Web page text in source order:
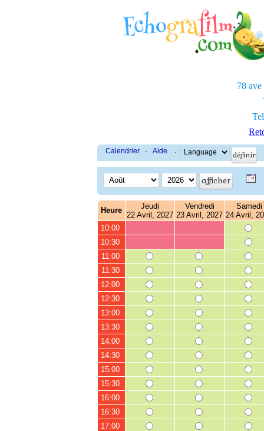
78 ave
Calendrier · Aide ·
Heure
Jeudi
22 Avril, 2027
Vendredi
23 Avril, 2027
Samedi
24 Avril,
10:00
10:30
11:00
11:30
12:00
12:30
13:00
13:30
14:00
14:30
15:00
15:30
16:00
16:30
17:00